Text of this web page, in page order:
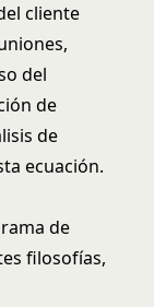
cliente
del
de
de
ecuación.
de
filosofías,